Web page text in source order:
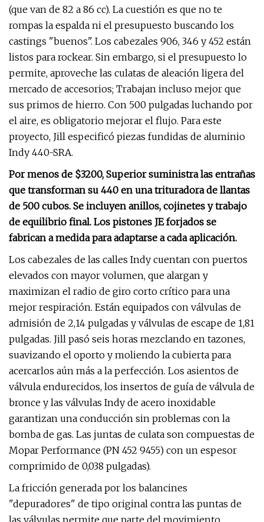
(que van de 82 a 86 cc). La cuestión es que no te
rompas la espalda ni el presupuesto buscando los
castings "buenos". Los cabezales 906, 346 y 452 están
listos para rockear. Sin embargo, si el presupuesto lo
permite, aproveche las culatas de aleación ligera del
mercado de accesorios; Trabajan incluso mejor que
sus primos de hierro. Con 500 pulgadas luchando por
el aire, es obligatorio mejorar el flujo. Para este
proyecto, Jill especificó piezas fundidas de aluminio
Indy 440-SRA.
Por menos de $3200, Superior suministra las entrañas
que transforman su 440 en una trituradora de llantas
de 500 cubos. Se incluyen anillos, cojinetes y trabajo
de equilibrio final. Los pistones JE forjados se
fabrican a medida para adaptarse a cada aplicación.
Los cabezales de las calles Indy cuentan con puertos
elevados con mayor volumen, que alargan y
maximizan el radio de giro corto crítico para una
mejor respiración. Están equipados con válvulas de
admisión de 2,14 pulgadas y válvulas de escape de 1,81
pulgadas. Jill pasó seis horas mezclando en tazones,
suavizando el oporto y moliendo la cubierta para
acercarlos aún más a la perfección. Los asientos de
válvula endurecidos, los insertos de guía de válvula de
bronce y las válvulas Indy de acero inoxidable
garantizan una conducción sin problemas con la
bomba de gas. Las juntas de culata son compuestas de
Mopar Performance (PN 452 9455) con un espesor
comprimido de 0,038 pulgadas).
La fricción generada por los balancines
"depuradores" de tipo original contra las puntas de
las válvulas permite que parte del movimiento